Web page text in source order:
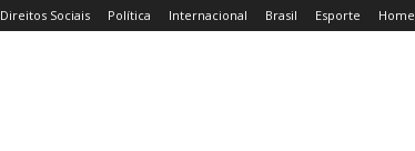
Direitos Sociais Política Internacional Brasil Esporte Home